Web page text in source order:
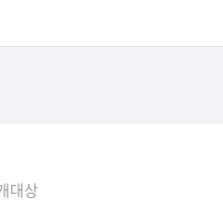
대상